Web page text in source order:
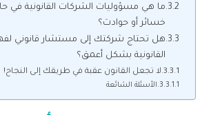
ما هي مسؤوليات الشركات القانونية في
خسائر أو حوادث؟
هل تحتاج شركتك إلى مستشار قانوني
القانونية بشكل أعمق؟
لا تجعل القانون عقبة في طريقك إلى النجاح!
الأسئلة الشائعة